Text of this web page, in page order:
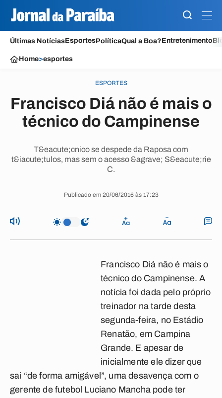
Últimas NotíciasEsportesPolíticaQual a Boa?Entretenimento
Home>esportes
ESPORTES
Francisco Diá não é mais o
técnico do Campinense
T&eacute;cnico se despede da Raposa com
t&iacute;tulos, mas sem o acesso &agrave; S&eacute;rie
C.
Publicado em 20/06/2016 às 17:23
Francisco Diá não é mais o
técnico do Campinense. A
notícia foi dada pelo próprio
treinador na tarde desta
segunda-feira, no Estádio
Renatão, em Campina
Grande. E apesar de
inicialmente ele dizer que
sai “de forma amigável”, uma desavença com o
gerente de futebol Luciano Mancha pode ter